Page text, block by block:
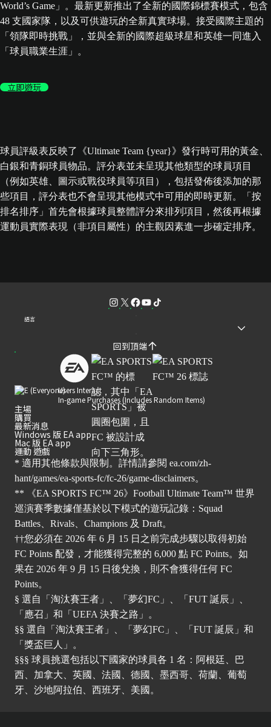
World’s Game」。最新更新推出了全新的國際錦標賽模式，包含
48 支國家隊，以及可供遊玩的全新真實球場。接受國際主題的
「領隊即時挑戰」，並與全新的國際超級球星和英雄一同進入
「球員職業生涯」。
立即遊玩
球員評級表反映了《Ultimate Team {year}》發行時可用的黃金、
白銀和青銅球員物品。評分表並未呈現其他類型的球員項目
（例如英雄、圖示或戰役球員等項目），包括發佈後添加的那
些項目，評分表也不會呈現其他模式中可用的即時更新。「按
排名排序」首先會根據球員整體評分來排列項目，然後再根據
運動員實際表現（非項目屬性）的主觀因素進一步確定排序。
語言
回到頂端
Users Interact
In-game Purchases (Includes Random Items)
主場
購買
最新消息
Windows 版 EA app
Mac 版 EA app
運動 遊戲
* 適用其他條款與限制。詳情請參閱 ea.com/zh-
hant/games/ea-sports-fc/fc-26/game-disclaimers。
** 《EA SPORTS FC™ 26》Football Ultimate Team™ 世界
巡演賽季數據僅基於以下模式的遊玩記錄：Squad
Battles、Rivals、Champions 及 Draft。
††您必須在 2026 年 6 月 15 日之前完成步驟以取得初始
FC Points 配發，才能獲得完整的 6,000 點 FC Points。如
果在 2026 年 9 月 15 日後兌換，則不會獲得任何 FC
Points。
§ 選自「淘汰賽王者」、「夢幻FC」、「FUT 誕辰」、
「應召」和「UEFA 決賽之路」。
§§ 選自「淘汰賽王者」、「夢幻FC」、「FUT 誕辰」和
「獎盃巨人」。
§§§ 球員挑選包括以下國家的球員各 1 名：阿根廷、巴
西、加拿大、英國、法國、德國、墨西哥、荷蘭、葡萄
牙、沙地阿拉伯、西班牙、美國。